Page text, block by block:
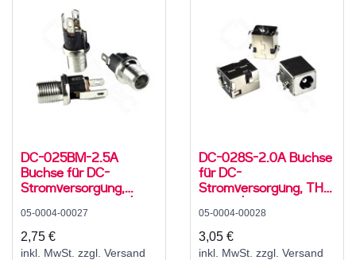
DC-025BM-2.5A
Buchse für DC-
Stromversorgung,
Lötfahnen, für 5,5 / 2,5
mm Hohlstecker, 30 V,
500 mA, 0°, -20..70 °C,
C8
05-0004-00027
2,75 €
inkl. MwSt. zzgl. Versand
DC-028S-2.0A Buchse
für DC-
Stromversorgung, THT,
für 5,5 / 2,1 mm
Hohlstecker, 24 V, 5 A,
90°, -20..70 °C
05-0004-00028
3,05 €
inkl. MwSt. zzgl. Versand